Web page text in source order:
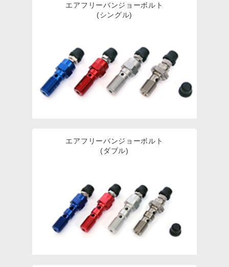
エアフリーバンジョーボルト
(シングル)
エアフリーバンジョーボルト
(ダブル)